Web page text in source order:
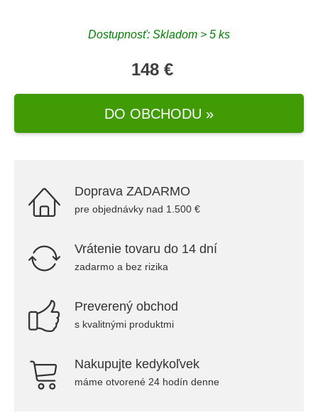
Dostupnosť: Skladom > 5 ks
148 €
DO OBCHODU »
Doprava ZADARMO
pre objednávky nad 1.500 €
Vrátenie tovaru do 14 dní
zadarmo a bez rizika
Preverený obchod
s kvalitnými produktmi
Nakupujte kedykoľvek
máme otvorené 24 hodín denne